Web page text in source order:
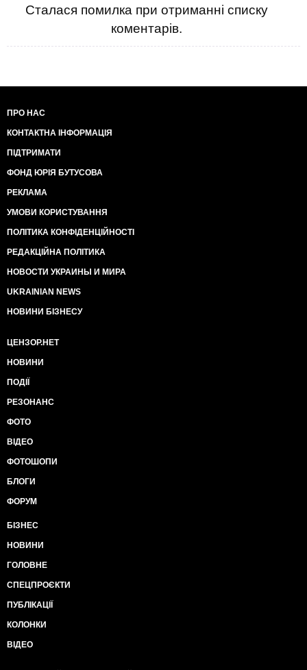
Сталася помилка при отриманні списку
коментарів.
ПРО НАС
КОНТАКТНА ІНФОРМАЦІЯ
ПІДТРИМАТИ
ФОНД ЮРІЯ БУТУСОВА
РЕКЛАМА
УМОВИ КОРИСТУВАННЯ
ПОЛІТИКА КОНФІДЕНЦІЙНОСТІ
РЕДАКЦІЙНА ПОЛІТИКА
НОВОСТИ УКРАИНЫ И МИРА
UKRAINIAN NEWS
НОВИНИ БІЗНЕСУ
ЦЕНЗОР.НЕТ
НОВИНИ
ПОДІЇ
РЕЗОНАНС
ФОТО
ВІДЕО
ФОТОШОПИ
БЛОГИ
ФОРУМ
БІЗНЕС
НОВИНИ
ГОЛОВНЕ
СПЕЦПРОЄКТИ
ПУБЛІКАЦІЇ
КОЛОНКИ
ВІДЕО